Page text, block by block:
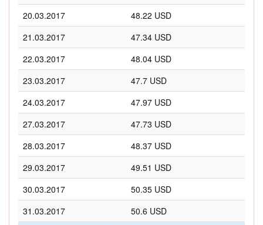
20.03.2017
48.22 USD
21.03.2017
47.34 USD
22.03.2017
48.04 USD
23.03.2017
47.7 USD
24.03.2017
47.97 USD
27.03.2017
47.73 USD
28.03.2017
48.37 USD
29.03.2017
49.51 USD
30.03.2017
50.35 USD
31.03.2017
50.6 USD